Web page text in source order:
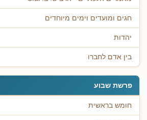
חגים ומועדים וימים מיוחדים
יהדות
בין אדם לחברו
פרשת שבוע
חומש בראשית